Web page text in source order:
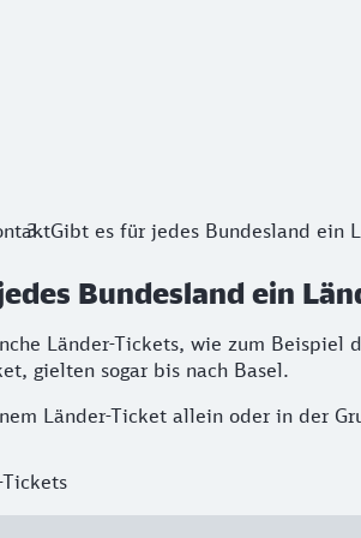
Gibt es für jedes Bundesland ein
Bundesland ein
Länder-Tickets, wie zum Beispiel
gielten sogar bis nach Basel.
Länder-Ticket allein oder in der